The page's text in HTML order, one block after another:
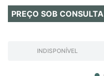
PREÇO SOB CONSULTA
INDISPONÍVEL